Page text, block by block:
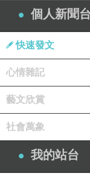
個人新聞台
快速發文
心情雜記
藝文欣賞
社會萬象
我的站台